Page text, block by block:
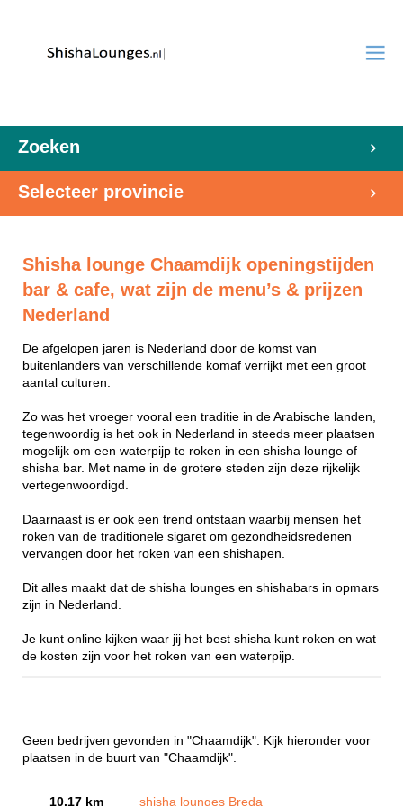
Zoeken
Selecteer provincie
Shisha lounge Chaamdijk openingstijden
bar & cafe, wat zijn de menu’s & prijzen
Nederland
De afgelopen jaren is Nederland door de komst van
buitenlanders van verschillende komaf verrijkt met een groot
aantal culturen.
Zo was het vroeger vooral een traditie in de Arabische landen,
tegenwoordig is het ook in Nederland in steeds meer plaatsen
mogelijk om een waterpijp te roken in een shisha lounge of
shisha bar. Met name in de grotere steden zijn deze rijkelijk
vertegenwoordigd.
Daarnaast is er ook een trend ontstaan waarbij mensen het
roken van de traditionele sigaret om gezondheidsredenen
vervangen door het roken van een shishapen.
Dit alles maakt dat de shisha lounges en shishabars in opmars
zijn in Nederland.
Je kunt online kijken waar jij het best shisha kunt roken en wat
de kosten zijn voor het roken van een waterpijp.
Geen bedrijven gevonden in "Chaamdijk". Kijk hieronder voor
plaatsen in de buurt van "Chaamdijk".
10.17 km shisha lounges Breda